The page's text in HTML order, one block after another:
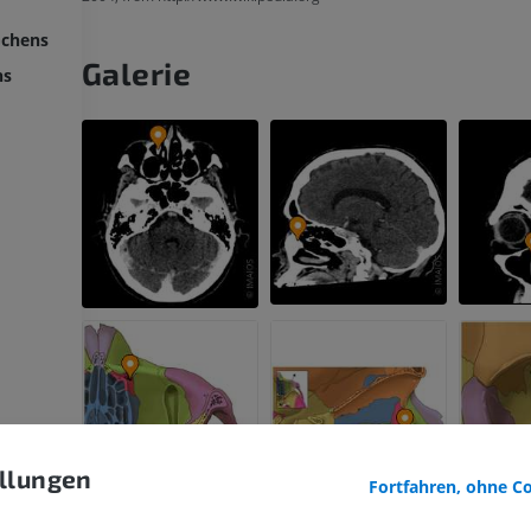
Galerie
OBERE GLIEDMASSE
Fortfahren, ohne